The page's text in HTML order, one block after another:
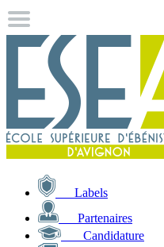
Labels
Partenaires
Candidature